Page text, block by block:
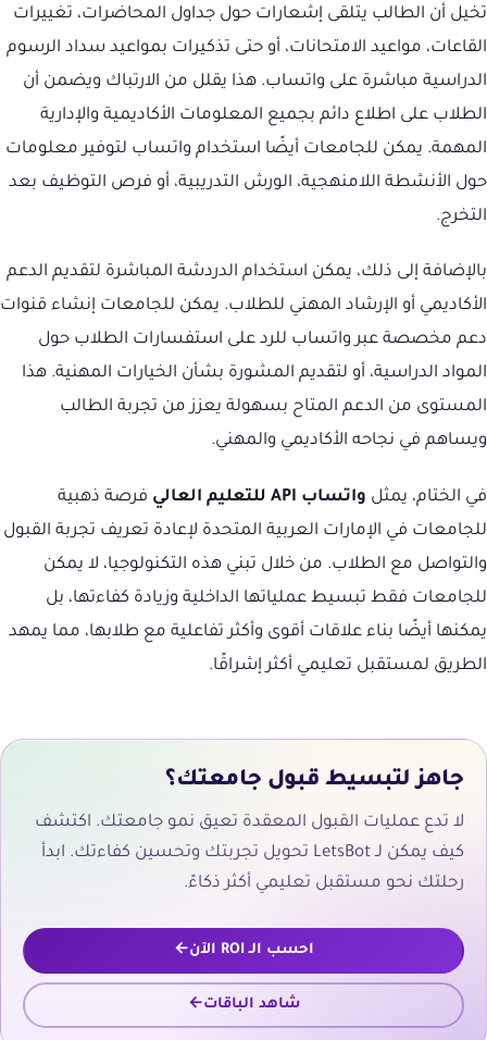
تخيل أن الطالب يتلقى إشعارات حول جداول المحاضرات، تغييرات
القاعات، مواعيد الامتحانات، أو حتى تذكيرات بمواعيد سداد الرسوم
الدراسية مباشرة على واتساب. هذا يقلل من الارتباك ويضمن أن
الطلاب على اطلاع دائم بجميع المعلومات الأكاديمية والإدارية
المهمة. يمكن للجامعات أيضًا استخدام واتساب لتوفير معلومات
حول الأنشطة اللامنهجية، الورش التدريبية، أو فرص التوظيف بعد
التخرج.
بالإضافة إلى ذلك، يمكن استخدام الدردشة المباشرة لتقديم الدعم
الأكاديمي أو الإرشاد المهني للطلاب. يمكن للجامعات إنشاء قنوات
دعم مخصصة عبر واتساب للرد على استفسارات الطلاب حول
المواد الدراسية، أو لتقديم المشورة بشأن الخيارات المهنية. هذا
المستوى من الدعم المتاح بسهولة يعزز من تجربة الطالب
ويساهم في نجاحه الأكاديمي والمهني.
في الختام، يمثل واتساب API للتعليم العالي
فرصة ذهبية
للجامعات في الإمارات العربية المتحدة لإعادة تعريف تجربة القبول
والتواصل مع الطلاب. من خلال تبني هذه التكنولوجيا، لا يمكن
للجامعات فقط تبسيط عملياتها الداخلية وزيادة كفاءتها، بل
يمكنها أيضًا بناء علاقات أقوى وأكثر تفاعلية مع طلابها، مما يمهد
الطريق لمستقبل تعليمي أكثر إشراقًا.
جاهز لتبسيط قبول جامعتك؟
لا تدع عمليات القبول المعقدة تعيق نمو جامعتك. اكتشف
كيف يمكن لـ LetsBot تحويل تجربتك وتحسين كفاءتك. ابدأ
رحلتك نحو مستقبل تعليمي أكثر ذكاءً.
احسب الـ ROI الآن
شاهد الباقات